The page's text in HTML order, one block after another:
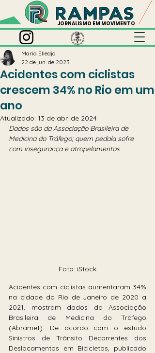
JORNALISMO EM MOVIMENTO
Acidentes com ciclistas
crescem 34% no Rio em um
ano
Maria Eliedja
22 de jun. de 2023
Atualizado: 13 de abr. de 2024
Dados são da Associação Brasileira de
Medicina do Tráfego; quem pedala sofre
com insegurança e atropelamentos
Foto: iStock
Acidentes com ciclistas aumentaram 34%
na cidade do Rio de Janeiro de 2020 a
2021, mostram dados da Associação
Brasileira de Medicina do Tráfego
(Abramet). De acordo com o estudo
Sinistros de Trânsito Decorrentes dos
Deslocamentos em Bicicletas, publicado